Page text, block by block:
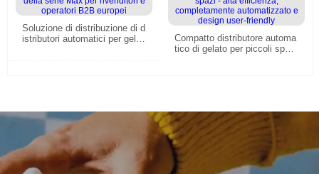
Soluzione di distribuzione di d
istributori automatici per gelati
Compatto distributore automa
tico di gelato per piccoli spazi